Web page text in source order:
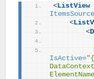
<ListView
ItemsSource
<
<
IsActive=